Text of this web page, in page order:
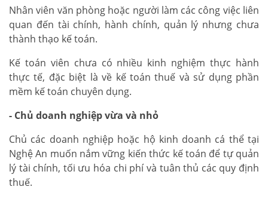
Nhân viên văn phòng hoặc người làm các công việc liên
quan đến tài chính, hành chính, quản lý nhưng chưa
thành thạo kế toán.
Kế toán viên chưa có nhiều kinh nghiệm thực hành
thực tế, đặc biệt là về kế toán thuế và sử dụng phần
mềm kế toán chuyên dụng.
- Chủ doanh nghiệp vừa và nhỏ
Chủ các doanh nghiệp hoặc hộ kinh doanh cá thể tại
Nghệ An muốn nắm vững kiến thức kế toán để tự quản
lý tài chính, tối ưu hóa chi phí và tuân thủ các quy định
thuế.